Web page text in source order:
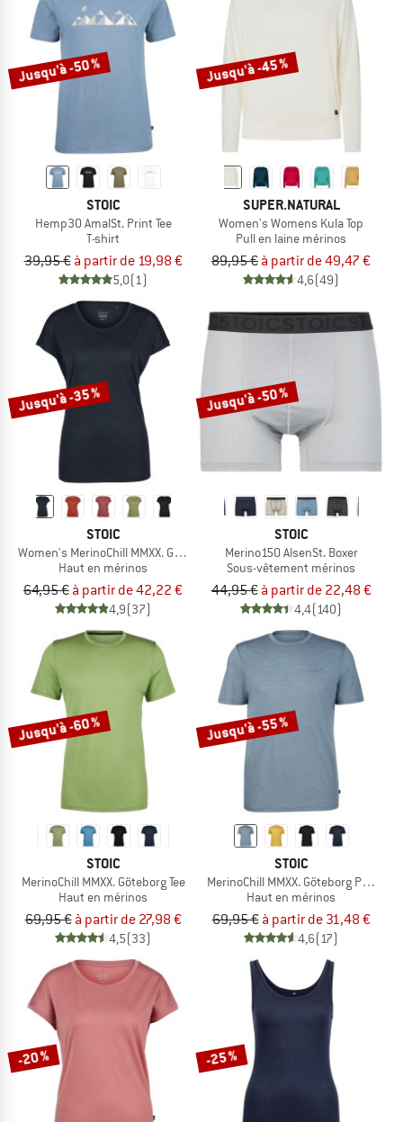
Jusqu'à -50 %
STOIC
Hemp30 AmalSt. Print Tee
T-shirt
39,95 € à partir de 19,98 €
5,0(1)
Jusqu'à -45 %
SUPER.NATURAL
Women's Womens Kula Top
Pull en laine mérinos
89,95 € à partir de 49,47 €
4,6(49)
Jusqu'à -35 %
STOIC
Women's MerinoChill MMXX. Göteborg Loose Tee
Haut en mérinos
64,95 € à partir de 42,22 €
4,9(37)
Jusqu'à -50 %
STOIC
Merino150 AlsenSt. Boxer
Sous-vêtement mérinos
44,95 € à partir de 22,48 €
4,4(140)
Jusqu'à -60 %
STOIC
MerinoChill MMXX. Göteborg Tee
Haut en mérinos
69,95 € à partir de 27,98 €
4,5(33)
Jusqu'à -55 %
STOIC
MerinoChill MMXX. Göteborg Print Tee
Haut en mérinos
69,95 € à partir de 31,48 €
4,6(17)
-20 % -25 %